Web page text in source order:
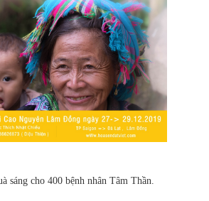
sáng cho 400 bệnh nhân Tâm Thần.